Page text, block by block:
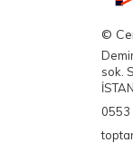
©
sok.
0553